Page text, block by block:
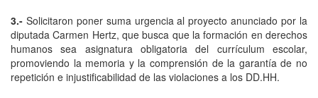
3.- Solicitaron poner suma urgencia al proyecto anunciado por la
diputada Carmen Hertz, que busca que la formación en derechos
humanos sea asignatura obligatoria del currículum escolar,
promoviendo la memoria y la comprensión de la garantía de no
repetición e injustificabilidad de las violaciones a los DD.HH.